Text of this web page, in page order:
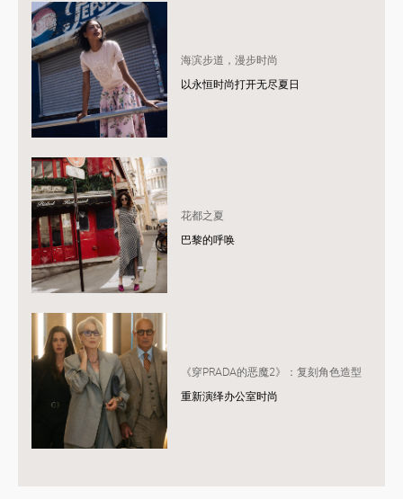
海滨步道，漫步时尚
以永恒时尚打开无尽夏日
花都之夏
巴黎的呼唤
《穿PRADA的恶魔2》：复刻角色造型
重新演绎办公室时尚